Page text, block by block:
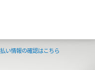
い情報の確認はこちら